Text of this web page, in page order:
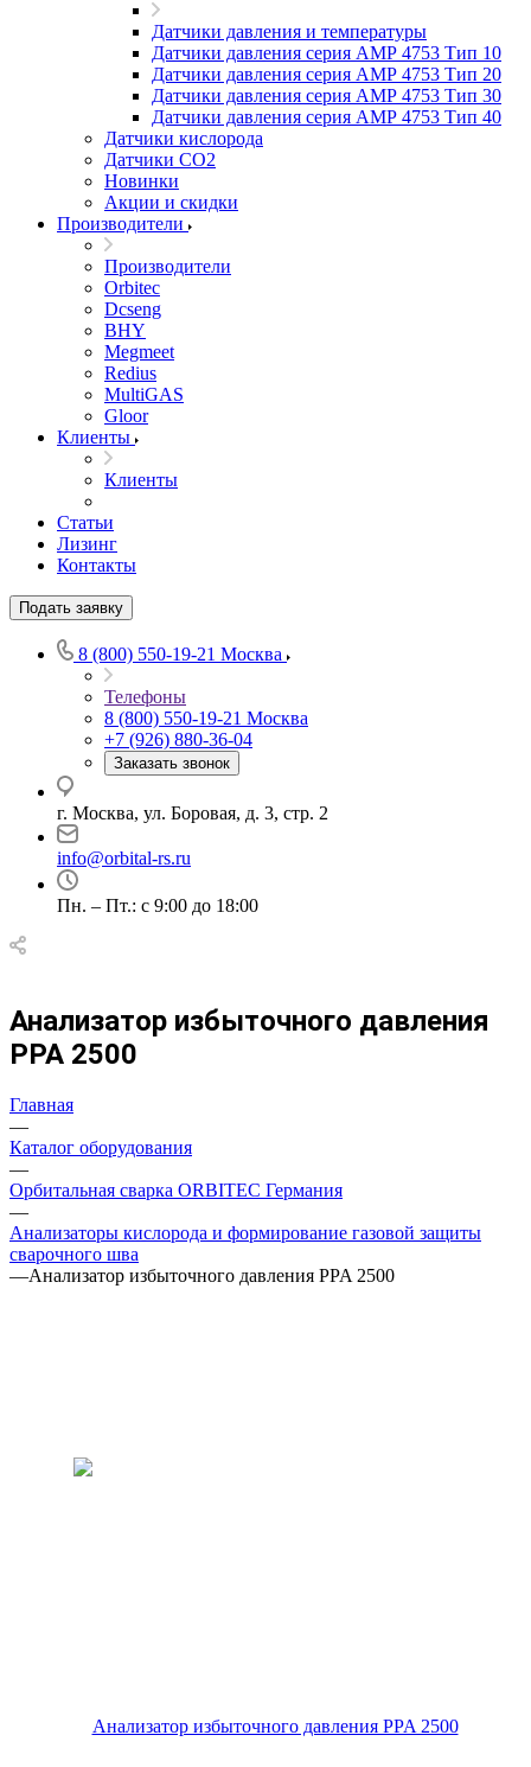
Датчики давления и температуры
Датчики давления серия АМР 4753 Тип 10
Датчики давления серия АМР 4753 Тип 20
Датчики давления серия АМР 4753 Тип 30
Датчики давления серия АМР 4753 Тип 40
Датчики кислорода
Датчики CO2
Новинки
Акции и скидки
Производители
Производители
Orbitec
Dcseng
BHY
Megmeet
Redius
MultiGAS
Gloor
Клиенты
Клиенты
Статьи
Лизинг
Контакты
Подать заявку
8 (800) 550-19-21 Москва
Телефоны
8 (800) 550-19-21 Москва
+7 (926) 880-36-04
Заказать звонок
г. Москва, ул. Боровая, д. 3, стр. 2
info@orbital-rs.ru
Пн. – Пт.: с 9:00 до 18:00
Анализатор избыточного давления
PPA 2500
Главная
—
Каталог оборудования
—
Орбитальная сварка ORBITEC Германия
—
Анализаторы кислорода и формирование газовой защиты
сварочного шва
—Анализатор избыточного давления PPA 2500